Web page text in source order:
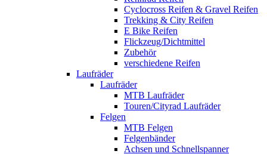
Cyclocross Reifen & Gravel Reifen
Trekking & City Reifen
E Bike Reifen
Flickzeug/Dichtmittel
Zubehör
verschiedene Reifen
Laufräder
Laufräder
MTB Laufräder
Touren/Cityrad Laufräder
Felgen
MTB Felgen
Felgenbänder
Achsen und Schnellspanner